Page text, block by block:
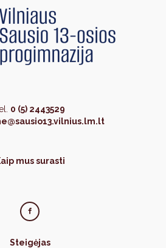
0 (5) 2443529
mus surasti
Steigėjas